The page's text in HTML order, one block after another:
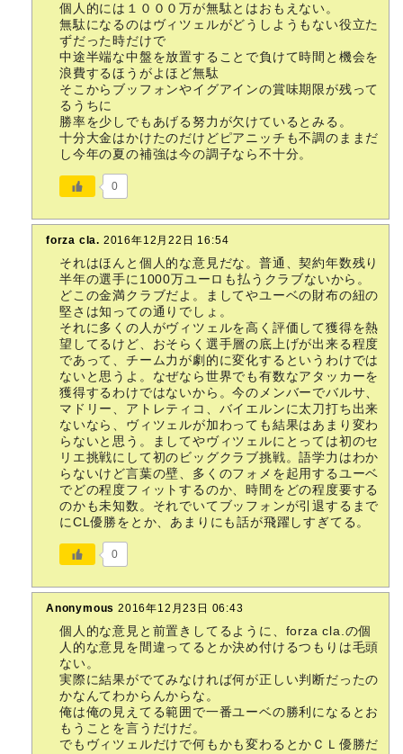
個人的には１０００万が無駄とはおもえない。
無駄になるのはヴィツェルがどうしようもない役立た
ずだった時だけで
中途半端な中盤を放置することで負けて時間と機会を
浪費するほうがよほど無駄
そこからブッフォンやイグアインの賞味期限が残って
るうちに
勝率を少しでもあげる努力が欠けているとみる。
十分大金はかけたのだけどピアニッチも不調のままだ
し今年の夏の補強は今の調子なら不十分。
0
forza cla. 2016年12月22日 16:54
それはほんと個人的な意見だな。普通、契約年数残り
半年の選手に1000万ユーロも払うクラブないから。
どこの金満クラブだよ。ましてやユーベの財布の紐の
堅さは知っての通りでしょ。
それに多くの人がヴィツェルを高く評価して獲得を熱
望してるけど、おそらく選手層の底上げが出来る程度
であって、チーム力が劇的に変化するというわけでは
ないと思うよ。なぜなら世界でも有数なアタッカーを
獲得するわけではないから。今のメンバーでバルサ、
マドリー、アトレティコ、バイエルンに太刀打ち出来
ないなら、ヴィツェルが加わっても結果はあまり変わ
らないと思う。ましてやヴィツェルにとっては初のセ
リエ挑戦にして初のビッグクラブ挑戦。語学力はわか
らないけど言葉の壁、多くのフォメを起用するユーベ
でどの程度フィットするのか、時間をどの程度要する
のかも未知数。それでいてブッフォンが引退するまで
にCL優勝をとか、あまりにも話が飛躍しすぎてる。
0
Anonymous 2016年12月23日 06:43
個人的な意見と前置きしてるように、forza cla.の個
人的な意見を間違ってるとか決め付けるつもりは毛頭
ない。
実際に結果がでてみなければ何が正しい判断だったの
かなんてわからんからな。
俺は俺の見えてる範囲で一番ユーベの勝利になるとお
もうことを言うだけだ。
でもヴィツェルだけで何もかも変わるとかＣＬ優勝だ